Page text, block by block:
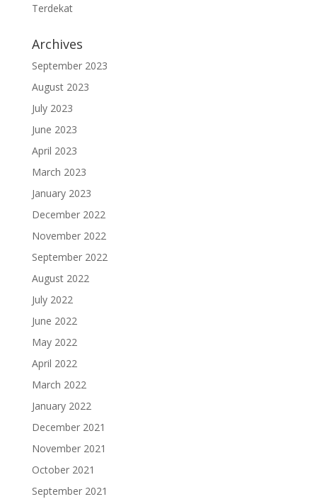
Terdekat
Archives
September 2023
August 2023
July 2023
June 2023
April 2023
March 2023
January 2023
December 2022
November 2022
September 2022
August 2022
July 2022
June 2022
May 2022
April 2022
March 2022
January 2022
December 2021
November 2021
October 2021
September 2021